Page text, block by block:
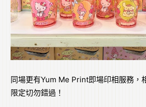
同場更有Yum Me Print即場印相服務，
限定切勿錯過！